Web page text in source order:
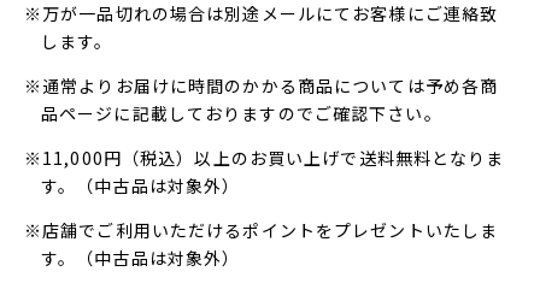
※万が一品切れの場合は別途メールにてお客様にご連絡致
します。
※通常よりお届けに時間のかかる商品については予め各商
品ページに記載しておりますのでご確認下さい。
※11,000円（税込）以上のお買い上げで送料無料となりま
す。（中古品は対象外）
※店舗でご利用いただけるポイントをプレゼントいたしま
す。（中古品は対象外）